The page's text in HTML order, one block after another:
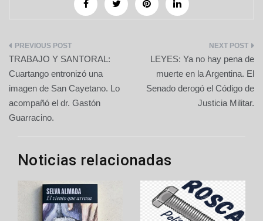
Navegación
de
entradas
TRABAJO Y SANTORAL:
Cuartango entronizó una
imagen de San Cayetano. Lo
acompañó el dr. Gastón
Guarracino.
LEYES: Ya no hay pena de
muerte en la Argentina. El
Senado derogó el Código de
Justicia Militar.
Noticias relacionadas